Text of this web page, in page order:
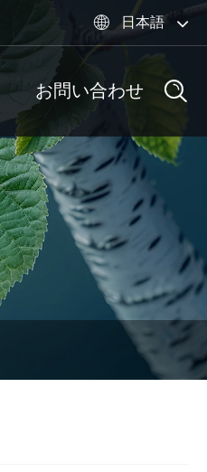
 日本語
お問い合わせ